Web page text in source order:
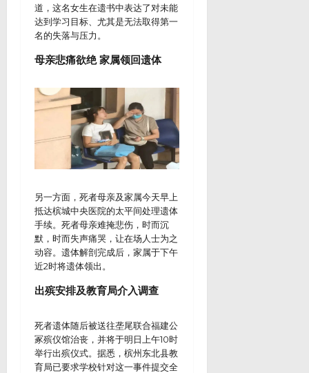
道，这名女生在遗书中表达了对未能
达到学习目标、尤其是无法取得第一
名的失落与压力。
母亲悲痛欲绝 家属领回遗体
另一方面，死者母亲及家属今天早上
抵达槟城中央医院的太平间处理遗体
手续。死者母亲难掩悲伤，时而沉
默，时而失声痛哭，让在场人士为之
动容。遗体解剖完成后，家属于下午
近2时将遗体领出。
出殡安排及教育局介入调查
死者遗体随后被送往垄尾联合福建公
冢殡仪馆治丧，并将于明日上午10时
举行出殡仪式。据悉，槟州东北县教
育局已要求学校针对这一事件提交全